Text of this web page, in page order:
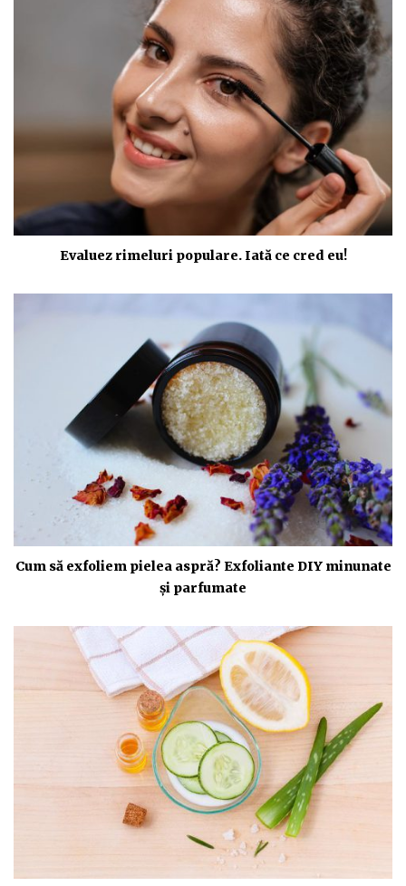
Evaluez rimeluri populare. Iată ce cred eu!
Cum să exfoliem pielea aspră? Exfoliante DIY minunate
și parfumate